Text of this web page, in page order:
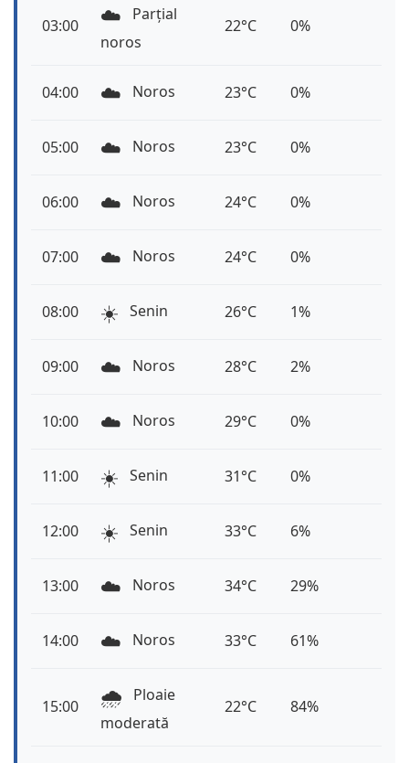
03:00 ☁️
Parțial
noros
22°C 0%
04:00 ☁️ Noros 23°C 0%
05:00 ☁️ Noros 23°C 0%
06:00 ☁️ Noros 24°C 0%
07:00 ☁️ Noros 24°C 0%
08:00 ☀️ Senin 26°C 1%
09:00 ☁️ Noros 28°C 2%
10:00 ☁️ Noros 29°C 0%
11:00 ☀️ Senin 31°C 0%
12:00 ☀️ Senin 33°C 6%
13:00 ☁️ Noros 34°C 29%
14:00 ☁️ Noros 33°C 61%
15:00 🌧️
Ploaie
moderată
22°C 84%